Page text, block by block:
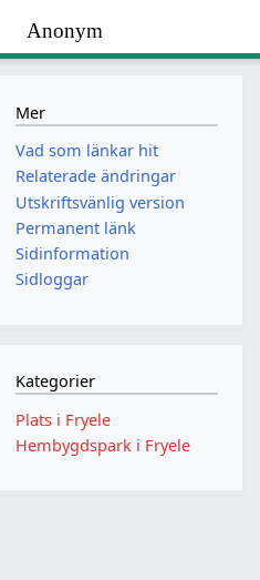
Anonym
Mer
Vad som länkar hit
Relaterade ändringar
Utskriftsvänlig version
Permanent länk
Sidinformation
Sidloggar
Kategorier
Plats i Fryele
Hembygdspark i Fryele